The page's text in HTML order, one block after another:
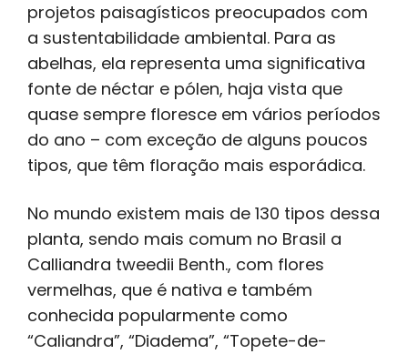
projetos paisagísticos preocupados com
a sustentabilidade ambiental. Para as
abelhas, ela representa uma significativa
fonte de néctar e pólen, haja vista que
quase sempre floresce em vários períodos
do ano – com exceção de alguns poucos
tipos, que têm floração mais esporádica.
No mundo existem mais de 130 tipos dessa
planta, sendo mais comum no Brasil a
Calliandra tweedii Benth., com flores
vermelhas, que é nativa e também
conhecida popularmente como
“Caliandra”, “Diadema”, “Topete-de-